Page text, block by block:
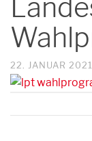
22. JANUAR 2021